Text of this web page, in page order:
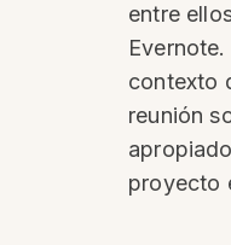
entre
contexto
reunión
proyecto